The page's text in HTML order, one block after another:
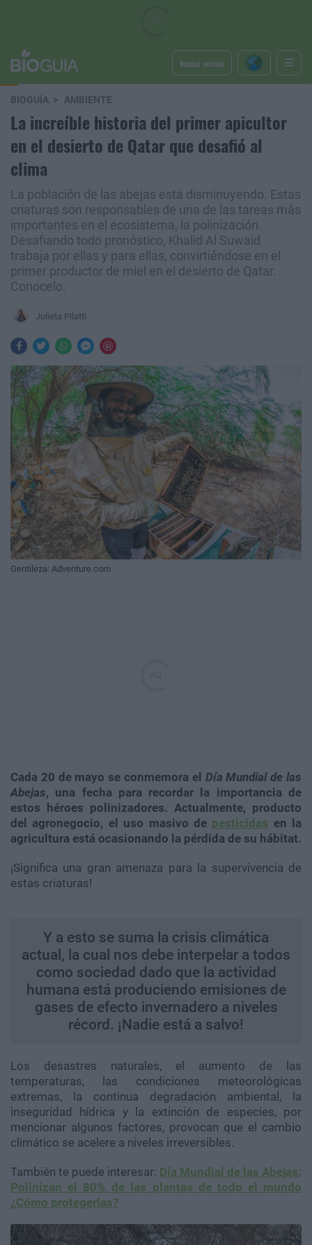
Iniciar sesión
BIOGUÍA AMBIENTE
La increíble historia del primer apicultor
en el desierto de Qatar que desafió al
clima
La población de las abejas está disminuyendo. Estas
criaturas son responsables de una de las tareas más
importantes en el ecosistema, la polinización.
Desafiando todo pronóstico, Khalid Al Suwaid
trabaja por ellas y para ellas, convirtiéndose en el
primer productor de miel en el desierto de Qatar.
Conocelo.
Julieta Pilatti
Gentileza: Adventure.com
Cada 20 de mayo se conmemora el Día Mundial de las
Abejas, una fecha para recordar la importancia de
estos héroes polinizadores. Actualmente, producto
del agronegocio, el uso masivo de pesticidas en la
agricultura está ocasionando la pérdida de su hábitat.
¡Significa una gran amenaza para la supervivencia de
estas criaturas!
Y a esto se suma la crisis climática
actual, la cual nos debe interpelar a todos
como sociedad dado que la actividad
humana está produciendo emisiones de
gases de efecto invernadero a niveles
récord. ¡Nadie está a salvo!
Los desastres naturales, el aumento de las
temperaturas, las condiciones meteorológicas
extremas, la continua degradación ambiental, la
inseguridad hídrica y la extinción de especies, por
mencionar algunos factores, provocan que el cambio
climático se acelere a niveles irreversibles.
También te puede interesar: Día Mundial de las Abejas:
Polinizan el 80% de las plantas de todo el mundo
¿Cómo protegerlas?